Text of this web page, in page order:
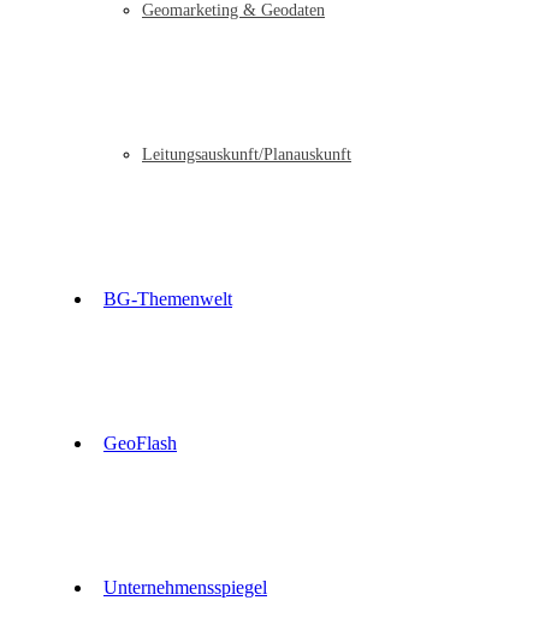
Geomarketing & Geodaten
Leitungsauskunft/Planauskunft
BG-Themenwelt
GeoFlash
Unternehmensspiegel